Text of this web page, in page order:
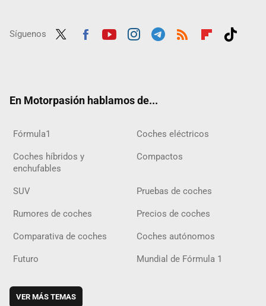
Síguenos
En Motorpasión hablamos de...
Fórmula1 Coches eléctricos
Coches híbridos y
enchufables
Compactos
SUV Pruebas de coches
Rumores de coches Precios de coches
Comparativa de coches Coches autónomos
Futuro Mundial de Fórmula 1
VER MÁS TEMAS